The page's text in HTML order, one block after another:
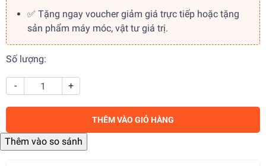
✅ Tặng ngay voucher giảm giá trực tiếp hoặc tặng
sản phẩm máy móc, vật tư giá trị.
Số lượng:
- +
THÊM VÀO GIỎ HÀNG